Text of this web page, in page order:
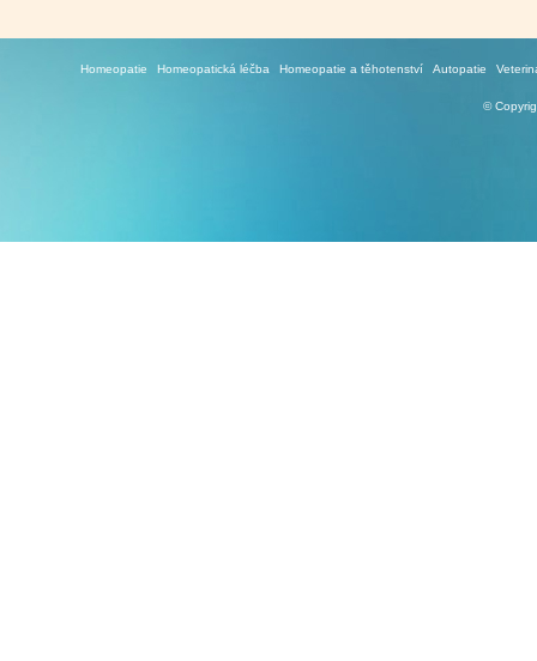
Homeopatie Homeopatická léčba Homeopatie a těhotenství Autopatie
©